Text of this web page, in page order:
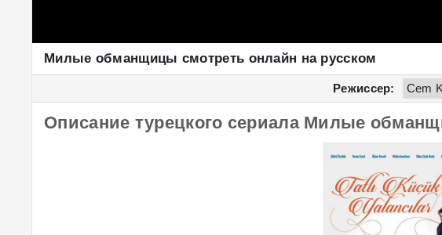
Милые обманщицы смотреть онлайн на русском
Режиссер: Cem
Описание турецкого сериала Милые